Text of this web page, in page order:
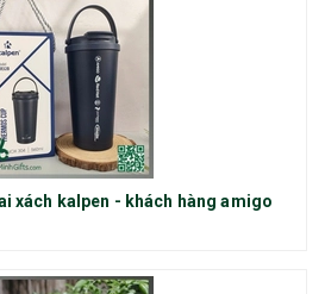
xách kalpen - khách hàng amigo